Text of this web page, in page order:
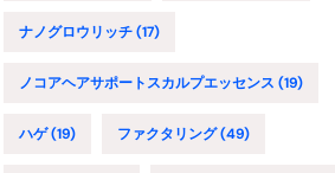
ナノグロウリッチ(17)
ノコアヘアサポートスカルプエッセンス (19)
ハゲ(19) ファクタリング(49)